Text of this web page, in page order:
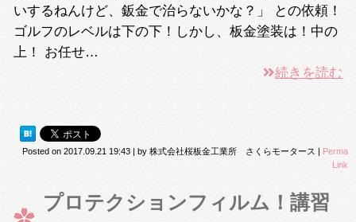
いするねんけど、鈑金で治らないかな？」 との依頼！
ゴルフのレベルは下の下！しかし、板金塗装は！中の
上！ お任せ…
続きを読む
Posted on 2017.09.21 19:43 | by 株式会社桜板金工業所 さくらモータース | Perma
Link
プロテクションフィルム！講習